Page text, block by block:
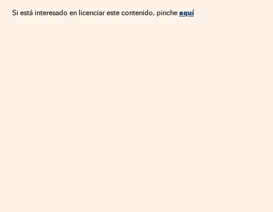
Tecnologías movilidad Transporte Tecnología
Si está interesado en licenciar este contenido, pinche aquí